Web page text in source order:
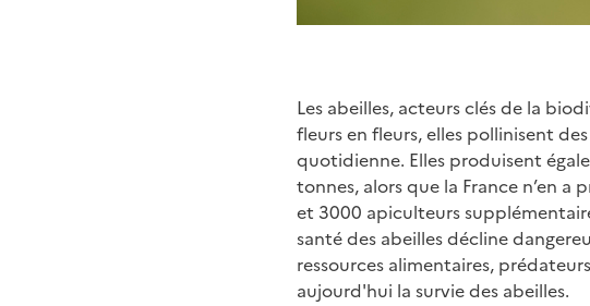
Les abeilles, acteurs clés de la
fleurs en fleurs, elles pollinisent
quotidienne. Elles produisent
tonnes, alors que la France n’en
et 3000 apiculteurs
santé des abeilles décline
ressources alimentaires,
aujourd'hui la survie des abeilles.